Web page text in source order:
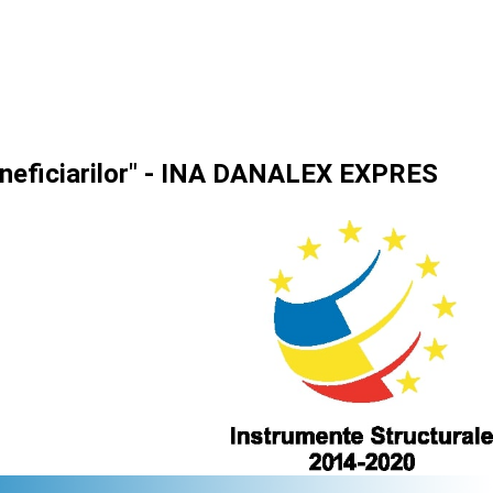
- INA DANALEX EXPRES